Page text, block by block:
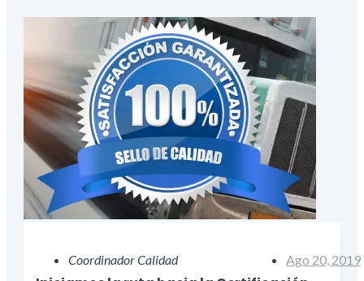
Coordinador Calidad Ago 20, 2019